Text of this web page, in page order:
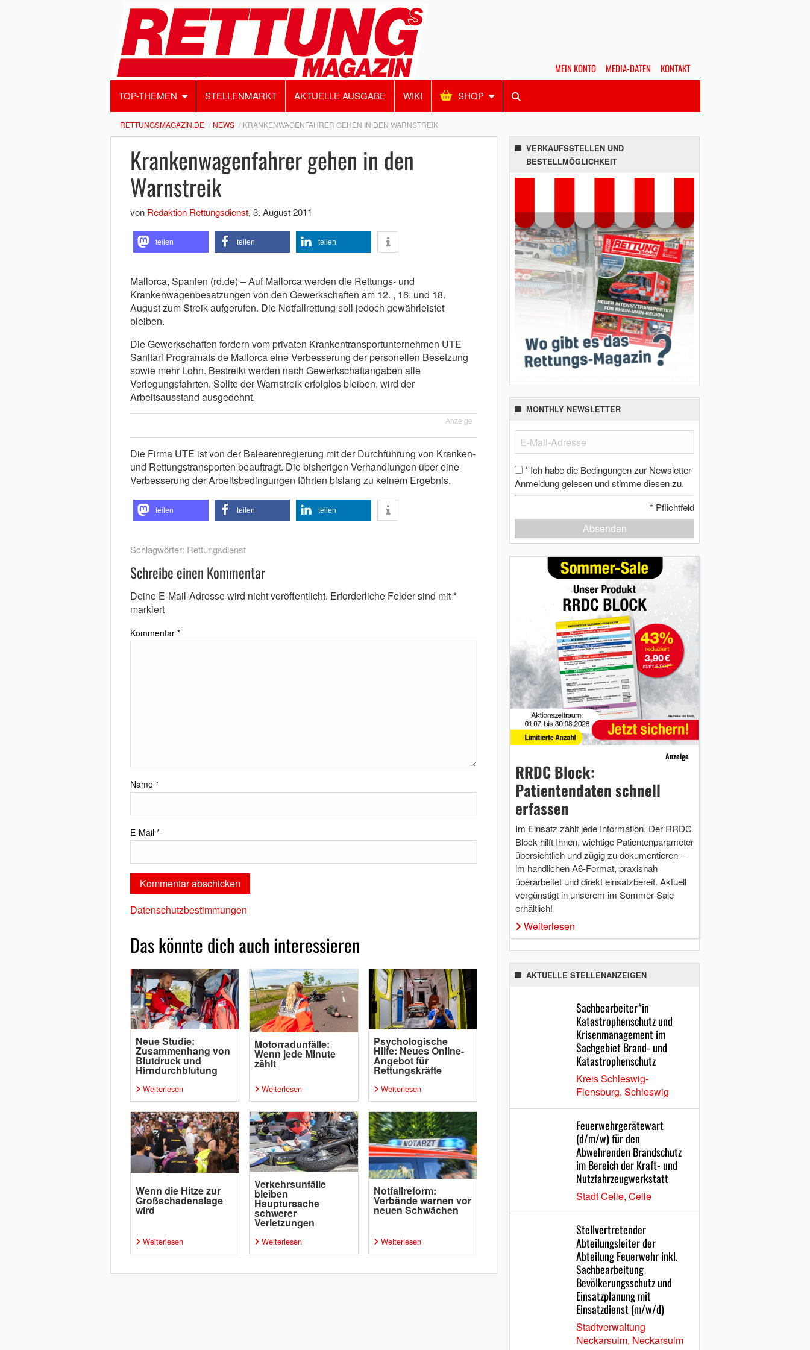
MEIN KONTO MEDIA-DATEN KONTAKT
TOP-THEMEN STELLENMARKT AKTUELLE AUSGABE WIKI SHOP
RETTUNGSMAGAZIN.DE NEWS KRANKENWAGENFAHRER GEHEN IN DEN WARNSTREIK
Krankenwagenfahrer gehen in den
Warnstreik
von Redaktion Rettungsdienst, 3. August 2011
teilen teilen teilen
Mallorca, Spanien (rd.de) – Auf Mallorca werden die Rettungs- und
Krankenwagenbesatzungen von den Gewerkschaften am 12. , 16. und 18.
August zum Streik aufgerufen. Die Notfallrettung soll jedoch gewährleistet
bleiben.
Die Gewerkschaften fordern vom privaten Krankentransportunternehmen UTE
Sanitari Programats de Mallorca eine Verbesserung der personellen Besetzung
sowie mehr Lohn. Bestreikt werden nach Gewerkschaftangaben alle
Verlegungsfahrten. Sollte der Warnstreik erfolglos bleiben, wird der
Arbeitsausstand ausgedehnt.
Anzeige
Die Firma UTE ist von der Balearenregierung mit der Durchführung von Kranken-
und Rettungstransporten beauftragt. Die bisherigen Verhandlungen über eine
Verbesserung der Arbeitsbedingungen führten bislang zu keinem Ergebnis.
teilen teilen teilen
Schlagwörter: Rettungsdienst
Schreibe einen Kommentar
Deine E-Mail-Adresse wird nicht veröffentlicht. Erforderliche Felder sind mit*
markiert
Kommentar *
Name *
E-Mail *
Datenschutzbestimmungen
Das könnte dich auch interessieren
Neue Studie:
Zusammenhang von
Blutdruck und
Hirndurchblutung
Weiterlesen
Motorradunfälle:
Wenn jede Minute
zählt
Weiterlesen
Psychologische
Hilfe: Neues Online-
Angebot für
Rettungskräfte
Weiterlesen
Wenn die Hitze zur
Großschadenslage
wird
Weiterlesen
Verkehrsunfälle
bleiben
Hauptursache
schwerer
Verletzungen
Weiterlesen
Notfallreform:
Verbände warnen vor
neuen Schwächen
Weiterlesen
VERKAUFSSTELLEN UND
BESTELLMÖGLICHKEIT
MONTHLY NEWSLETTER
* Ich habe die Bedingungen zur Newsletter-
Anmeldung gelesen und stimme diesen zu.
* Pflichtfeld
Absenden
Anzeige
RRDC Block:
Patientendaten schnell
erfassen
Im Einsatz zählt jede Information. Der RRDC
Block hilft Ihnen, wichtige Patientenparameter
übersichtlich und zügig zu dokumentieren –
im handlichen A6-Format, praxisnah
überarbeitet und direkt einsatzbereit. Aktuell
vergünstigt in unserem im Sommer-Sale
erhältlich!
Weiterlesen
AKTUELLE STELLENANZEIGEN
Sachbearbeiter*in
Katastrophenschutz und
Krisenmanagement im
Sachgebiet Brand- und
Katastrophenschutz
Kreis Schleswig-
Flensburg, Schleswig
Feuerwehrgerätewart
(d/m/w) für den
Abwehrenden Brandschutz
im Bereich der Kraft- und
Nutzfahrzeugwerkstatt
Stadt Celle, Celle
Stellvertretender
Abteilungsleiter der
Abteilung Feuerwehr inkl.
Sachbearbeitung
Bevölkerungsschutz und
Einsatzplanung mit
Einsatzdienst (m/w/d)
Stadtverwaltung
Neckarsulm, Neckarsulm